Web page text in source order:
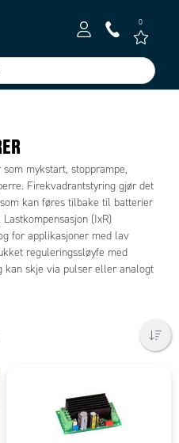
0
mykstart, stopprampe,
Firekvadrantstyring gjør det
kan føres tilbake til batterier
(IxR)
for applikasjoner med lav
reguleringssløyfe med
kan skje via pulser eller analogt